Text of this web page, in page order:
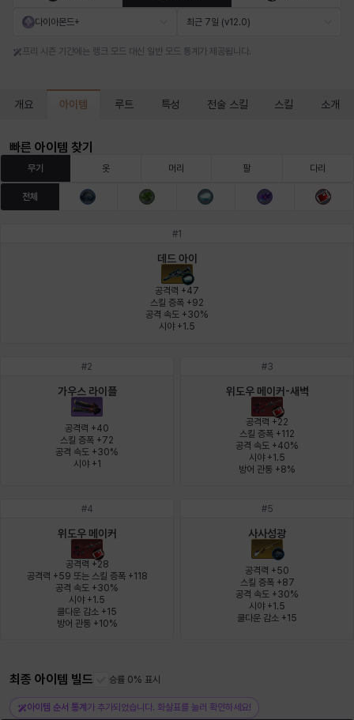
블레어 비앙카
아야 아이솔 아이작 알렉스 알론소 얀
엘레나
이안 재키
카밀로 캐시
크레이버 타지아
펠릭스 피올로
다이아몬드+ 최근 7일 (v12.0)
프리 시즌 기간에는 랭크 모드 대신 일반 모드 통계가 제공됩니다.
개요 아이템 루트 특성 전술 스킬 스킬 소개
빠른 아이템 찾기
무기 옷 머리 팔 다리
전체
#1
데드 아이
공격력 +47
스킬 증폭 +92
공격 속도 +30%
시야 +1.5
#2
가우스 라이플
공격력 +40
스킬 증폭 +72
공격 속도 +30%
시야 +1
#3
위도우 메이커-새벽
공격력 +22
스킬 증폭 +112
공격 속도 +40%
시야 +1.5
방어 관통 +8%
#4
위도우 메이커
공격력 +28
공격력 +59 또는 스킬 증폭 +118
공격 속도 +30%
시야 +1.5
쿨다운 감소 +15
방어 관통 +10%
#5
사사성광
공격력 +50
스킬 증폭 +87
공격 속도 +30%
시야 +1.5
쿨다운 감소 +15
최종 아이템 빌드 승률 0% 표시
아이템 순서 통계 가 추가되었습니다. 화살표를 눌러 확인하세요!